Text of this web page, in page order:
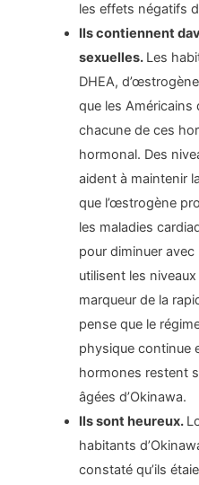
les effets négatifs
Ils contiennent
sexuelles. Les
DHEA,
que les Américains
chacune de ces
hormonal. Des
aident à maintenir
que l’œstrogène
les maladies
pour diminuer avec
utilisent les
marqueur de la
pense que le
physique continue
hormones restent
âgées d’Okinawa.
Ils sont heureux.
habitants
constaté qu’ils